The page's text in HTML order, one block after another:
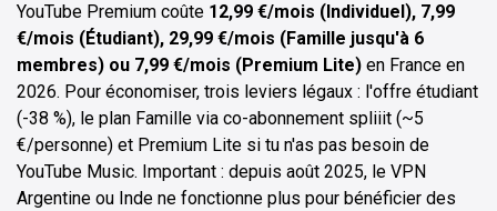
YouTube Premium coûte 12,99 €/mois (Individuel), 7,99
€/mois (Étudiant), 29,99 €/mois (Famille jusqu'à 6
membres) ou 7,99 €/mois (Premium Lite) en France en
2026. Pour économiser, trois leviers légaux : l'offre étudiant
(-38 %), le plan Famille via co-abonnement spliiit (~5
€/personne) et Premium Lite si tu n'as pas besoin de
YouTube Music. Important : depuis août 2025, le VPN
Argentine ou Inde ne fonctionne plus pour bénéficier des